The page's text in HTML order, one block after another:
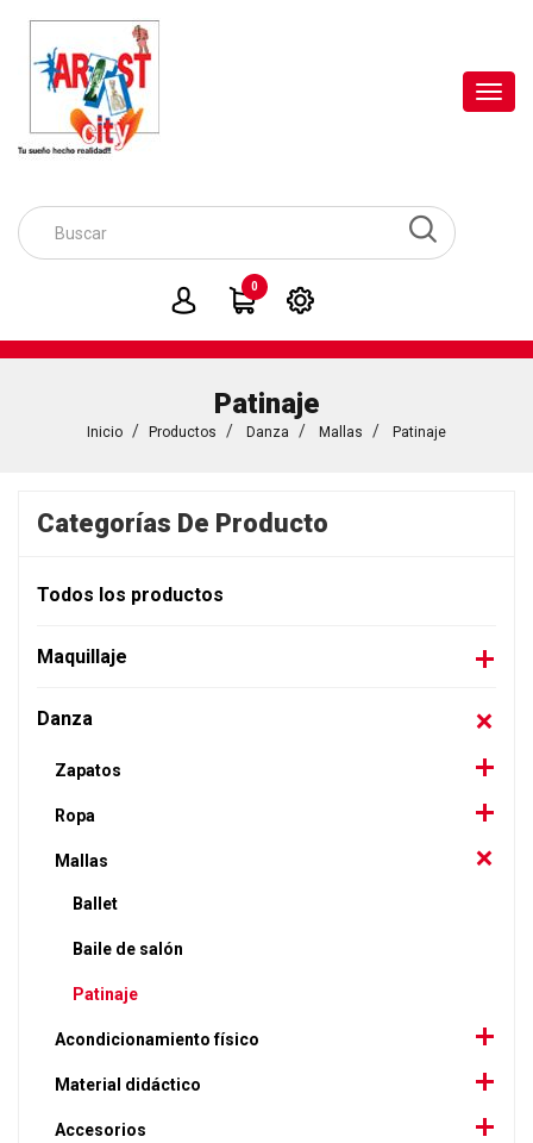
0
Patinaje
Inicio Productos Danza Mallas Patinaje
Categorías De Producto
Todos los productos
Maquillaje
Danza
Zapatos
Ropa
Mallas
Ballet
Baile de salón
Patinaje
Acondicionamiento físico
Material didáctico
Accesorios